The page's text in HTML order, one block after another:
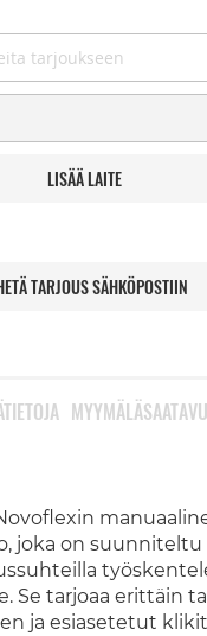
LISÄÄ LAITE
TARJOUS SÄHKÖPOSTIIN
joka on suunniteltu
Se tarjoaa erittäin
ja esiasetetut